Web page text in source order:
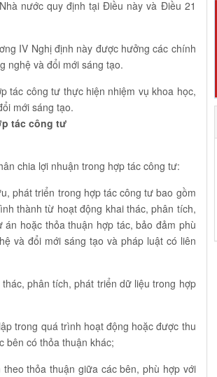
nước quy định tại Điều này và Điều 21
IV Nghị định này được hưởng các chính
nghệ và đổi mới sáng tạo.
tác công tư thực hiện nhiệm vụ khoa học,
mới sáng tạo.
tác công tư
chia lợi nhuận trong hợp tác công tư:
phát triển trong hợp tác công tư bao gồm
thành từ hoạt động khai thác, phân tích,
hoặc thỏa thuận hợp tác, bảo đảm phù
và đổi mới sáng tạo và pháp luật có liên
phân tích, phát triển dữ liệu trong hợp
trong quá trình hoạt động hoặc được thu
bên có thỏa thuận khác;
thỏa thuận giữa các bên, phù hợp với